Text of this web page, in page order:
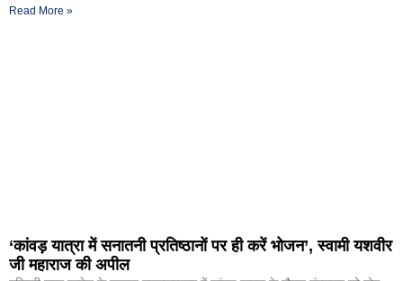
Read More »
‘कांवड़ यात्रा में सनातनी प्रतिष्ठानों पर ही करें भोजन’, स्वामी यशवीर
जी महाराज की अपील